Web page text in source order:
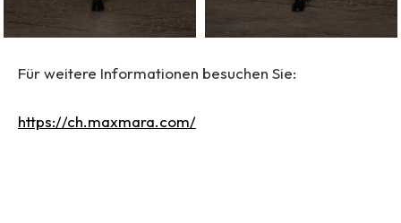
Für weitere Informationen besuchen Sie:
https://ch.maxmara.com/